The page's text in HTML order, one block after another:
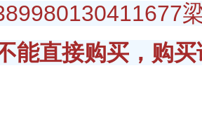
能直接购买，购买